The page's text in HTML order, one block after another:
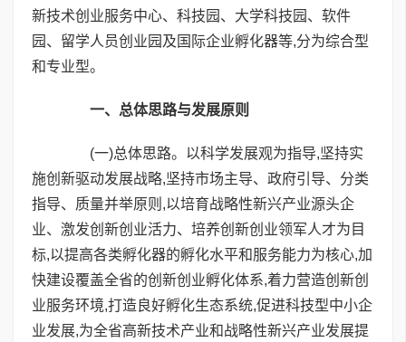
新技术创业服务中心、科技园、大学科技园、软件
园、留学人员创业园及国际企业孵化器等,分为综合型
和专业型。
一、总体思路与发展原则
(一)总体思路。以科学发展观为指导,坚持实
施创新驱动发展战略,坚持市场主导、政府引导、分类
指导、质量并举原则,以培育战略性新兴产业源头企
业、激发创新创业活力、培养创新创业领军人才为目
标,以提高各类孵化器的孵化水平和服务能力为核心,加
快建设覆盖全省的创新创业孵化体系,着力营造创新创
业服务环境,打造良好孵化生态系统,促进科技型中小企
业发展,为全省高新技术产业和战略性新兴产业发展提